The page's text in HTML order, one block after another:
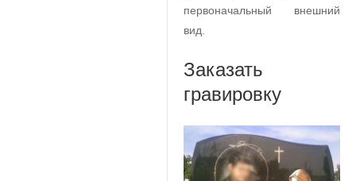
первоначальный внешний
вид.
Заказать
гравировку